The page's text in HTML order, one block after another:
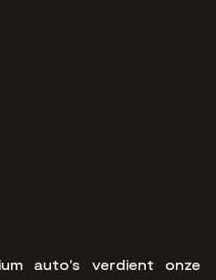
auto's verdient onze